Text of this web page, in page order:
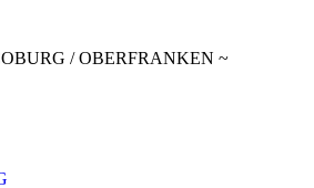
/ OBERFRANKEN ~